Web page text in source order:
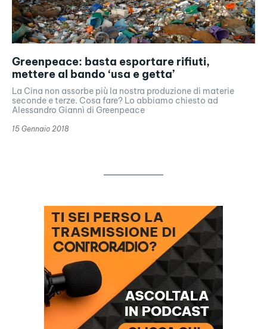
Greenpeace: basta esportare rifiuti,
mettere al bando ‘usa e getta’
La Cina non assorbe più la nostra produzione di materie
seconde e terze. Cosa fare? Lo abbiamo chiesto ad
Alessandro Giannì di Greenpeace
15 Gennaio 2018